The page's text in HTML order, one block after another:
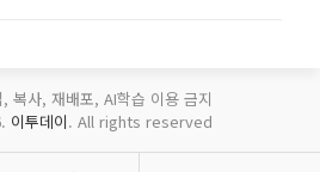
복사, 재배포, AI학습 이용 금지
이투데이. All rights reserved